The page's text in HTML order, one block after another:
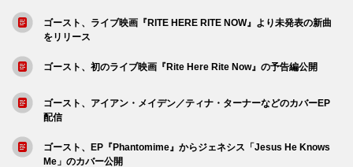
ゴースト、ライブ映画『RITE HERE RITE NOW』より未発表の新曲
をリリース
ゴースト、初のライブ映画『Rite Here Rite Now』の予告編公開
ゴースト、アイアン・メイデン／ティナ・ターナーなどのカバーEP
配信
ゴースト、EP『Phantomime』からジェネシス「Jesus He Knows
Me」のカバー公開